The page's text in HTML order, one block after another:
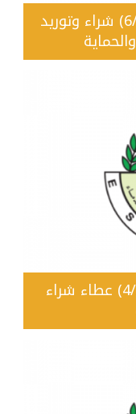
إعلان طرح العطاء رقم ( 6/2025) شراء وتوريد
إعلان طرح العطاء رقم (4/2025) عطاء شراء